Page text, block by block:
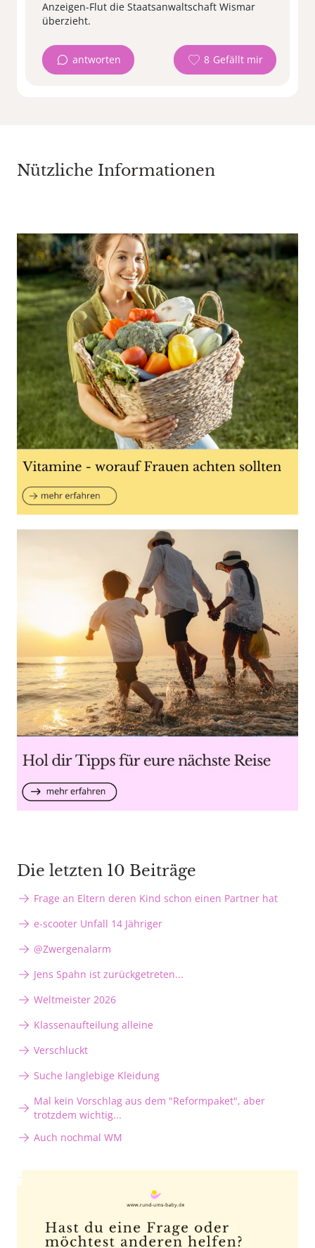
Anzeigen-Flut die Staatsanwaltschaft Wismar
überzieht.
antworten 8
Nützliche Informationen
Die letzten 10 Beiträge
Frage an Eltern deren Kind schon einen Partner hat
e-scooter Unfall 14 Jähriger
@Zwergenalarm
Jens Spahn ist zurückgetreten...
Weltmeister 2026
Klassenaufteilung alleine
Verschluckt
Suche langlebige Kleidung
Mal kein Vorschlag aus dem "Reformpaket", aber
trotzdem wichtig...
Auch nochmal WM